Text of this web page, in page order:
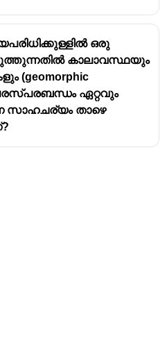
ഒരു
കാലാവസ്ഥയും
(geomorphic
പരസ്‌പരബന്ധം ഏറ്റവും
സാഹചര്യം താഴെ